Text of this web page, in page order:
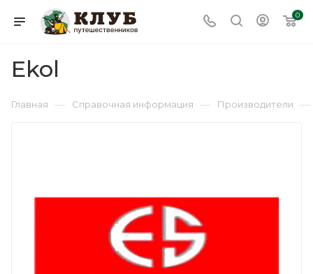
0
Ekol
Главная — Справочная информация — Производители —